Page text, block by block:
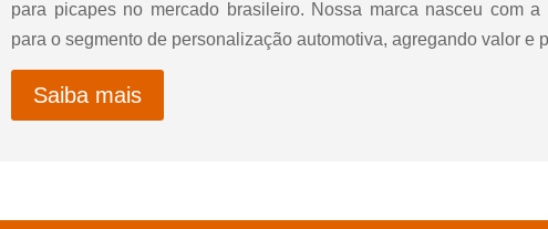
para picapes no mercado brasileiro. Nossa marca nasceu com
para o segmento de personalização automotiva, agregando valor e
Saiba mais